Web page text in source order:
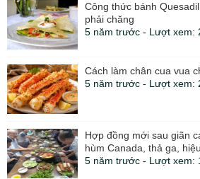
Công thức bánh
phải chăng
5 năm trước - Lượt xem:
Cách làm chân cua vua
5 năm trước - Lượt xem:
Hợp đồng mới sau giãn
hùm Canada, thả ga,
5 năm trước - Lượt xem: